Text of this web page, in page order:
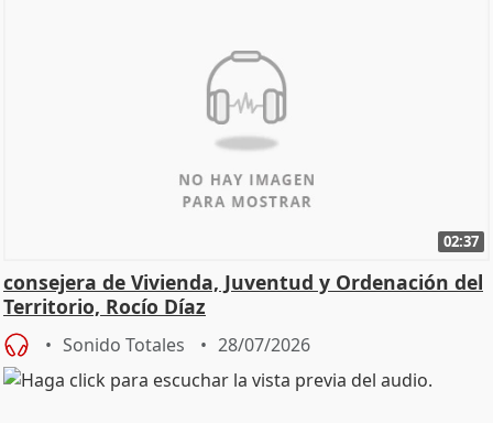
02:37
consejera de Vivienda, Juventud y Ordenación del
Territorio, Rocío Díaz
Sonido Totales 28/07/2026